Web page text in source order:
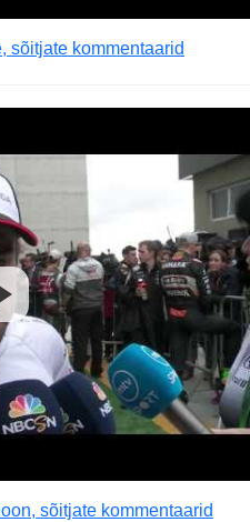
sõitjate kommentaarid
sõitjate kommentaarid